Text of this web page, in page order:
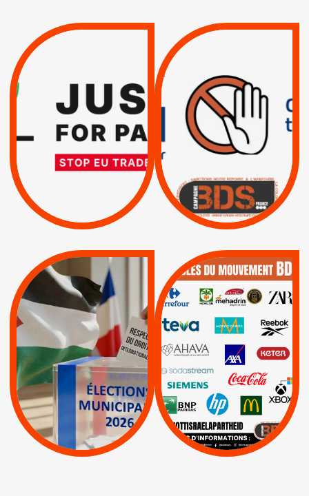
VIOLATIONS DES
SUSPENSION
TOTALE DE
L’ACCORD
D’ASSOCIATION UE-
ISRAËL
| Actus Pétitions
RESPECT DU DROIT
INTERNATIONAL ?
TRUMP, MACRON :
MÊME COMBAT
| Actus |
| Boycott militaire |
Lettres d'interpellation
MUNICIPALES 2026 :
JE VOTE POUR LE
RESPECT DU DROIT
INTERNATIONAL EN
PALESTINE
APPELS | Actus
Espaces Sans
Apartheid
| Lettres d'interpellation
Pétitions
QUE BOYCOTTER ?
BOYCOTT /
AXA BNP | CAF |
Carrefour | HP |
Keter |
Livres et brochures |
Mehadrin | PUMA
Sodastream |
Visuels, tracts,
affiches,...